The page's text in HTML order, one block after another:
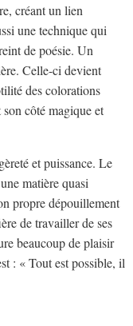
créant un lien
une technique qui
de poésie. Un
Celle-ci devient
des colorations
son côté magique et
et puissance. Le
matière quasi
propre dépouillement
de travailler de ses
beaucoup de plaisir
: « Tout est possible, il